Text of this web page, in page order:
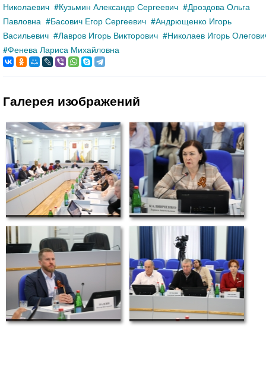
Николаевич
Кузьмин Александр Сергеевич
Дроздова Ольга
Павловна
Басович Егор Сергеевич
Андрющенко Игорь
Васильевич
Лавров Игорь Викторович
Николаев Игорь
Фенева Лариса Михайловна
Галерея изображений